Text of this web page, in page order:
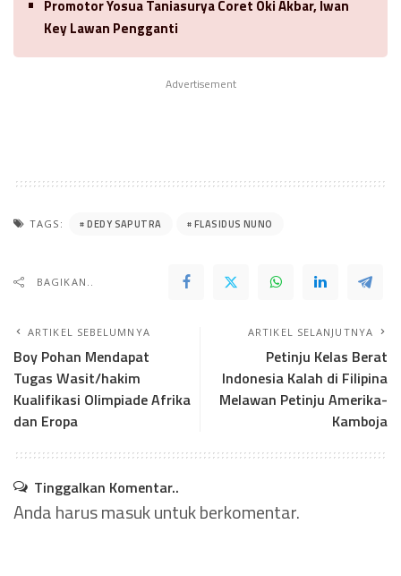
Promotor Yosua Taniasurya Coret Oki Akbar, Iwan
Key Lawan Pengganti
Advertisement
TAGS: DEDY SAPUTRA FLASIDUS NUNO
BAGIKAN..
ARTIKEL SEBELUMNYA
Boy Pohan Mendapat
Tugas Wasit/hakim
Kualifikasi Olimpiade Afrika
dan Eropa
ARTIKEL SELANJUTNYA
Petinju Kelas Berat
Indonesia Kalah di Filipina
Melawan Petinju Amerika-
Kamboja
Tinggalkan Komentar..
Anda harusmasukuntuk berkomentar.